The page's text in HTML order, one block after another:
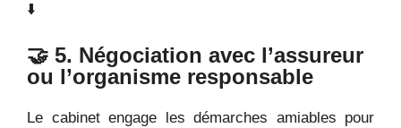
⬇️
🤝 5. Négociation avec l’assureur
ou l’organisme responsable
Le cabinet engage les démarches amiables pour